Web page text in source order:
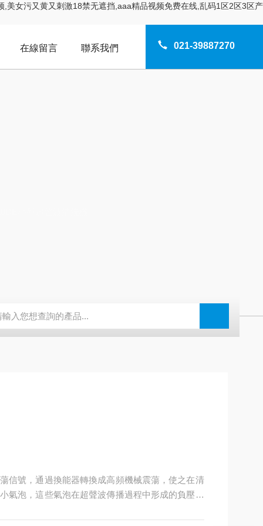
美女污又黄又刺激18禁无遮挡,aaa精品视频免费在线,乱码1区2区3区产
021-39887270
在線留言 聯系我們
信號，通過換能器轉換成高頻機械震蕩，使之在清
氣泡，這些氣泡在超聲波傳播過程中形成的負壓區